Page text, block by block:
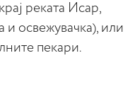
реката Исар,
и освежувачка), или
пекари.